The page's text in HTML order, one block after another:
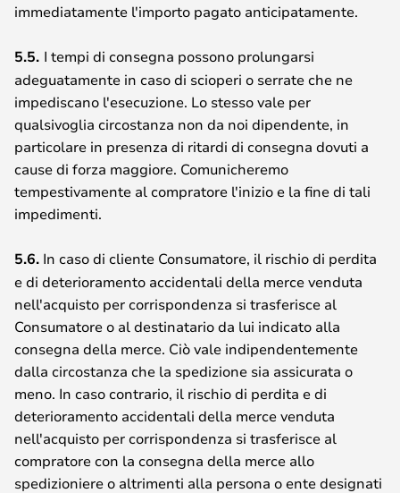
immediatamente l'importo pagato anticipatamente.
5.5. I tempi di consegna possono prolungarsi
adeguatamente in caso di scioperi o serrate che ne
impediscano l'esecuzione. Lo stesso vale per
qualsivoglia circostanza non da noi dipendente, in
particolare in presenza di ritardi di consegna dovuti a
cause di forza maggiore. Comunicheremo
tempestivamente al compratore l'inizio e la fine di tali
impedimenti.
5.6. In caso di cliente Consumatore, il rischio di perdita
e di deterioramento accidentali della merce venduta
nell'acquisto per corrispondenza si trasferisce al
Consumatore o al destinatario da lui indicato alla
consegna della merce. Ciò vale indipendentemente
dalla circostanza che la spedizione sia assicurata o
meno. In caso contrario, il rischio di perdita e di
deterioramento accidentali della merce venduta
nell'acquisto per corrispondenza si trasferisce al
compratore con la consegna della merce allo
spedizioniere o altrimenti alla persona o ente designati